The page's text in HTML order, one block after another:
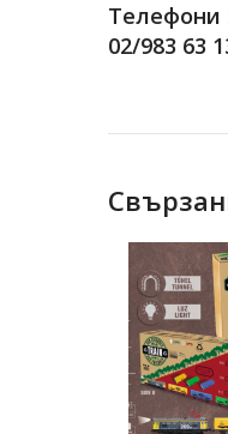
Телефони
02/983 63